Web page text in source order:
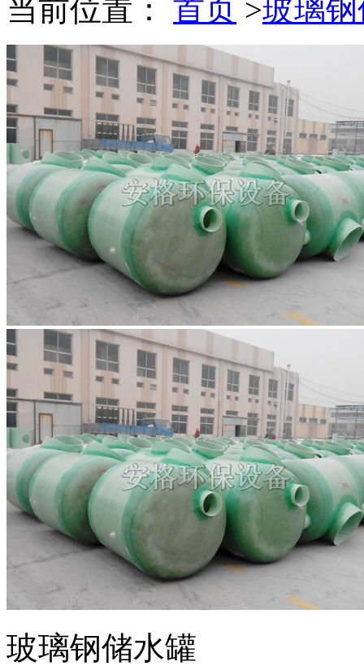
当前位置： 首页 >玻璃
玻璃钢储水罐